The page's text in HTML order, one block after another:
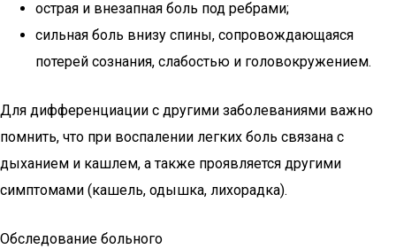
острая и внезапная боль под ребрами;
сильная боль внизу спины, сопровождающаяся
потерей сознания, слабостью и головокружением.
Для дифференциации с другими заболеваниями важно
помнить, что при воспалении легких боль связана с
дыханием и кашлем, а также проявляется другими
симптомами (кашель, одышка, лихорадка).
Обследование больного